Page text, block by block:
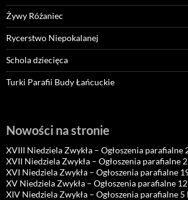
Żywy Różaniec
Rycerstwo Niepokalanej
Schola dziecięca
Turki Parafii Budy Łańcuckie
Nowości na stronie
XVIII Niedziela Zwykła – Ogłoszenia parafialne
XVII Niedziela Zwykła – Ogłoszenia parafialne
XVI Niedziela Zwykła – Ogłoszenia parafialne
XV Niedziela Zwykła – Ogłoszenia parafialne
XIV Niedziela Zwykła – Ogłoszenia parafialne